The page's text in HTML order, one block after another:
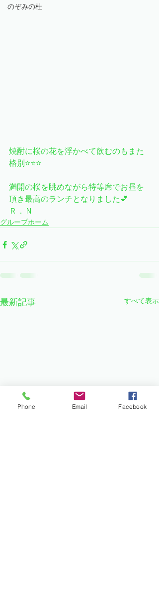
のぞみの杜
焼酎に桜の花を浮かべて飲むのもまた
格別⭐⭐⭐
満開の桜を眺めながら特等席でお昼を
頂き最高のランチとなりました💕
Ｒ．Ｎ
グループホーム
最新記事 すべて表示
Phone Email Facebook